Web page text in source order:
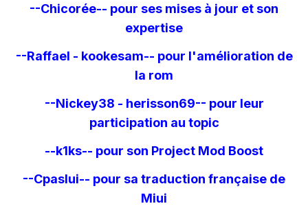
--Chicorée-- pour ses mises à jour et son
expertise
--Raffael - kookesam-- pour l'amélioration de
la rom
--Nickey38 - herisson69-- pour leur
participation au topic
--k1ks-- pour son Project Mod Boost
--Cpaslui-- pour sa traduction française de
Miui